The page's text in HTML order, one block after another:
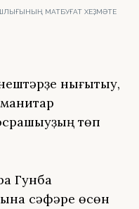
МАТБУҒАТ ХЕҘМӘТЕ
нығытыу,
төп
Гунба
сәфәре өсөн